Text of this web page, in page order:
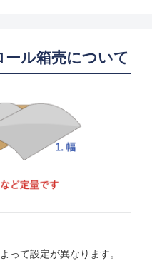
ル箱売について
って設定が異なります。